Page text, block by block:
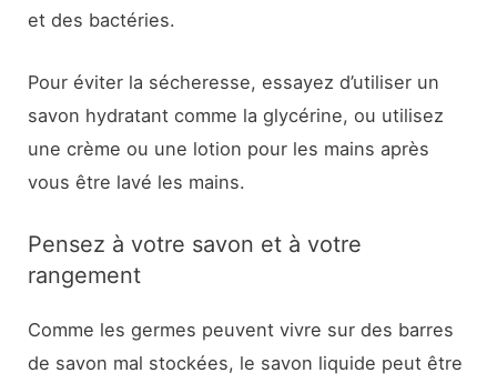
et des bactéries.
Pour éviter la sécheresse, essayez d’utiliser un
savon hydratant comme la glycérine, ou utilisez
une crème ou une lotion pour les mains après
vous être lavé les mains.
Pensez à votre savon et à votre
rangement
Comme les germes peuvent vivre sur des barres
de savon mal stockées, le savon liquide peut être